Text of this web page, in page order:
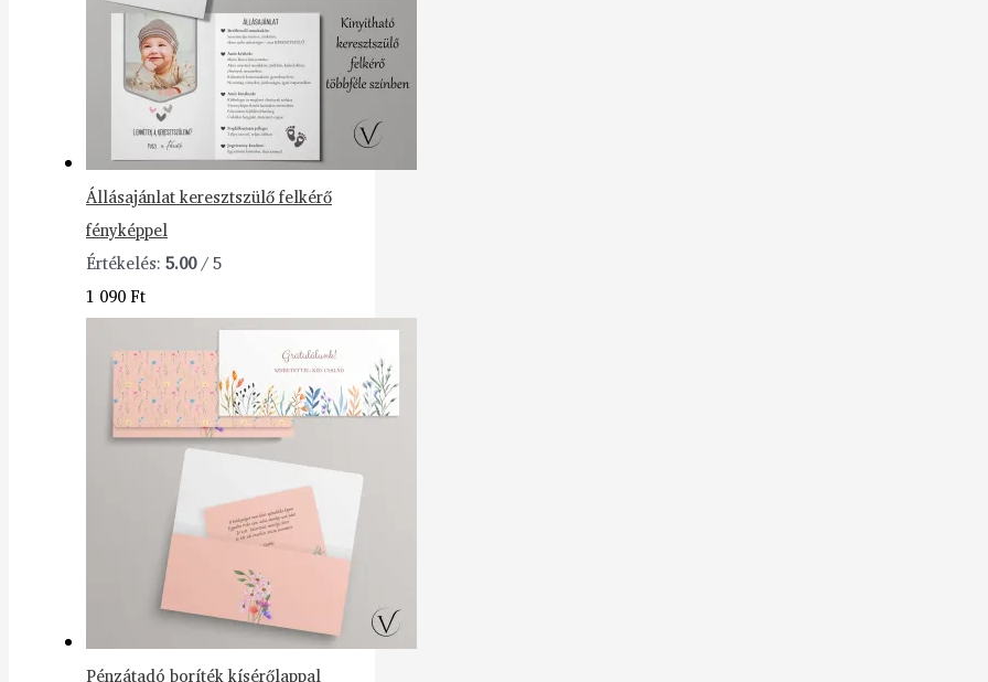
Állásajánlat keresztszülő felkérő
fényképpel
Értékelés: 5.00/ 5
1 090Ft
Pénzátadó boríték kísérőlappal